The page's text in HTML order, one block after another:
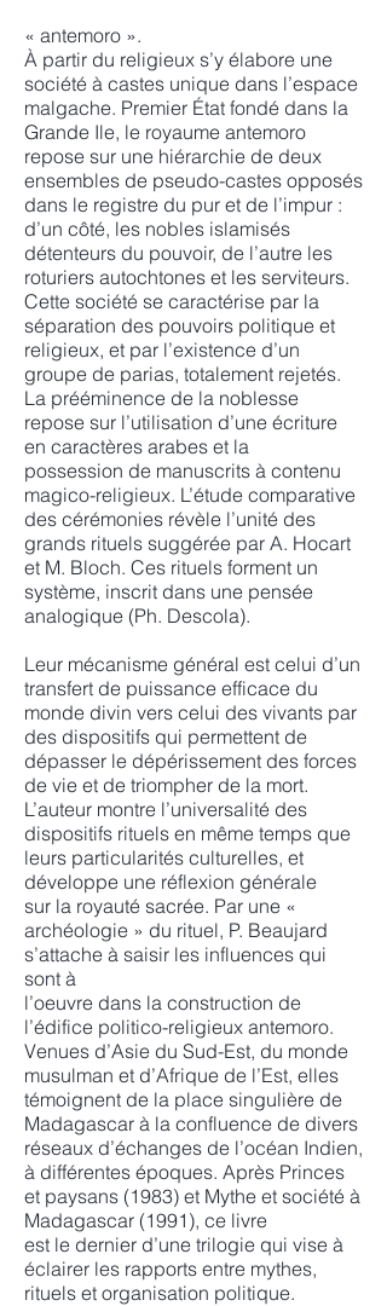
« antemoro ».
À partir du religieux s’y élabore une
société à castes unique dans l’espace
malgache. Premier État fondé dans la
Grande Ile, le royaume antemoro
repose sur une hiérarchie de deux
ensembles de pseudo-castes opposés
dans le registre du pur et de l’impur :
d’un côté, les nobles islamisés
détenteurs du pouvoir, de l’autre les
roturiers autochtones et les serviteurs.
Cette société se caractérise par la
séparation des pouvoirs politique et
religieux, et par l’existence d’un
groupe de parias, totalement rejetés.
La prééminence de la noblesse
repose sur l’utilisation d’une écriture
en caractères arabes et la
possession de manuscrits à contenu
magico-religieux. L’étude comparative
des cérémonies révèle l’unité des
grands rituels suggérée par A. Hocart
et M. Bloch. Ces rituels forment un
système, inscrit dans une pensée
analogique (Ph. Descola).
Leur mécanisme général est celui d’un
transfert de puissance efficace du
monde divin vers celui des vivants par
des dispositifs qui permettent de
dépasser le dépérissement des forces
de vie et de triompher de la mort.
L’auteur montre l’universalité des
dispositifs rituels en même temps que
leurs particularités culturelles, et
développe une réflexion générale
sur la royauté sacrée. Par une «
archéologie » du rituel, P. Beaujard
s’attache à saisir les influences qui
sont à
l’oeuvre dans la construction de
l’édifice politico-religieux antemoro.
Venues d’Asie du Sud-Est, du monde
musulman et d’Afrique de l’Est, elles
témoignent de la place singulière de
Madagascar à la confluence de divers
réseaux d’échanges de l’océan Indien,
à différentes époques. Après Princes
et paysans (1983) et Mythe et société à
Madagascar (1991), ce livre
est le dernier d’une trilogie qui vise à
éclairer les rapports entre mythes,
rituels et organisation politique.